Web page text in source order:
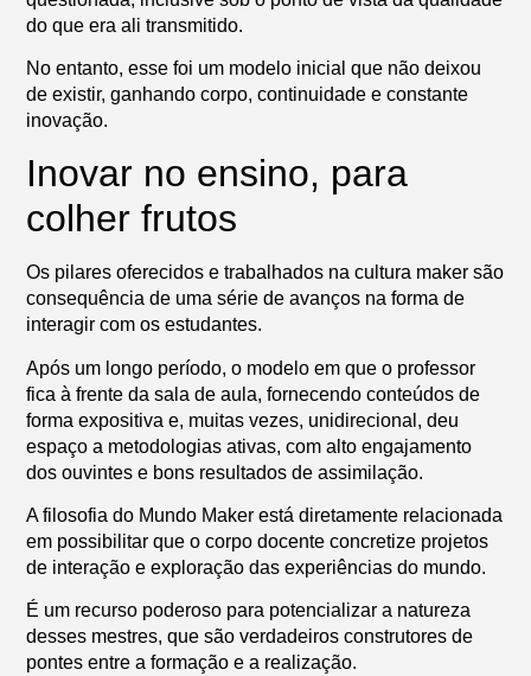
do que era ali transmitido.
No entanto, esse foi um modelo inicial que não deixou
de existir, ganhando corpo, continuidade e constante
inovação.
Inovar no ensino, para
colher frutos
Os pilares oferecidos e trabalhados na cultura maker são
consequência de uma série de avanços na forma de
interagir com os estudantes.
Após um longo período, o modelo em que o professor
fica à frente da sala de aula, fornecendo conteúdos de
forma expositiva e, muitas vezes, unidirecional, deu
espaço a metodologias ativas, com alto engajamento
dos ouvintes e bons resultados de assimilação.
A filosofia do Mundo Maker está diretamente relacionada
em possibilitar que o corpo docente concretize projetos
de interação e exploração das experiências do mundo.
É um recurso poderoso para potencializar a natureza
desses mestres, que são verdadeiros construtores de
pontes entre a formação e a realização.